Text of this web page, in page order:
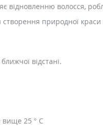
відновленню волосся,
природної
відстані.
вище 25 ° С